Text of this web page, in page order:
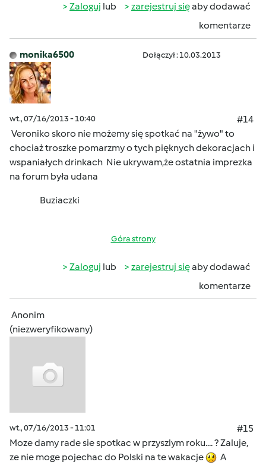
Zaloguj lub zarejestruj sięaby dodawać
komentarze
monika6500 Dołączył : 10.03.2013
wt., 07/16/2013 - 10:40
#14
Veroniko skoro nie możemy się spotkać na "żywo" to
chociaż troszke pomarzmy o tych pięknych dekoracjach i
wspaniałych drinkach Nie ukrywam,że ostatnia imprezka
na forum była udana
Buziaczki
Góra strony
Zaloguj lub zarejestruj sięaby dodawać
komentarze
Anonim
(niezweryfikowany)
wt., 07/16/2013 - 11:01
#15
Moze damy rade sie spotkac w przyszlym roku.... ? Zaluje,
ze nie moge pojechac do Polski na te wakacje
A